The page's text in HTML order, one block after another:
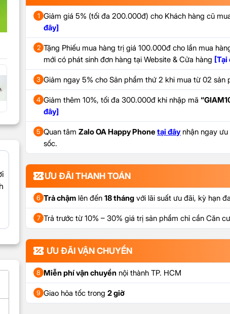
1 Giảm giá 5% (tối đa 200.000đ) cho Khách hàng cũ
đây]
2 Tặng Phiếu mua hàng trị giá 100.000đ cho lần mua
mới có phát sinh đơn hàng tại Website & Cửa hàng [Tại
3 Giảm ngay 5% cho Sản phẩm thứ 2 khi mua từ 02 sản
4 Giảm thêm 10%, tối đa 300.000đ khi nhập mã
đây]
5 Quan tâmZalo OA Happy Phonetại đâynhận ngay ưu
sốc.
ƯU ĐÃI THANH TOÁN
6 Trả chậm lên đến18 tháng với lãi suất ưu đãi, kỳ hạn
7 Trả trước từ 10% – 30% giá trị sản phẩm chỉ cần Căn
ƯU ĐÃI VẬN CHUYỂN
8 Miễn phí vận chuyển nội thành TP. HCM
9 Giao hỏa tốc trong2 giờ